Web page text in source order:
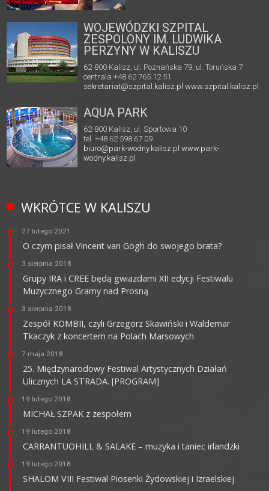
WOJEWÓDZKI SZPITAL
ZESPOLONY IM. LUDWIKA
PERZYNY W KALISZU
62-800 Kalisz, ul. Poznańska 79, ul. Toruńska 7
centrala +48 62 765 12 51
sekretariat@szpital.kalisz.pl www.szpital.kalisz.pl
AQUA PARK
62-800 Kalisz, ul. Sportowa 10
tel. +48 62 598 67 09
biuro@park-wodny.kalisz.pl www.park-
wodny.kalisz.pl
WKRÓTCE W KALISZU
27 lutego 2021
O czym pisał Vincent van Gogh do swojego brata?
3 sierpnia 2018
Grupy IRA i CREE będą gwiazdami XII edycji Festiwalu
Muzycznego Gramy nad Prosną
3 sierpnia 2018
Zespół KOMBII, czyli Grzegorz Skawiński i Waldemar
Tkaczyk z koncertem na Polach Marsowych
7 maja 2018
25. Międzynarodowy Festiwal Artystycznych Działań
Ulicznych LA STRADA. [PROGRAM]
19 lutego 2018
MICHAŁ SZPAK z zespołem
19 lutego 2018
CARRANTUOHILL & SALAKE – muzyka i taniec irlandzki
19 lutego 2018
SHALOM VIII Festiwal Piosenki Żydowskiej i Izraelskiej